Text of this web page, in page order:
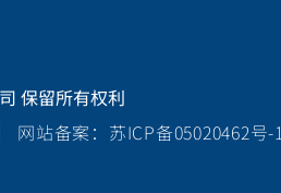
保留所有权利
网站备案：苏ICP备05020462号-1